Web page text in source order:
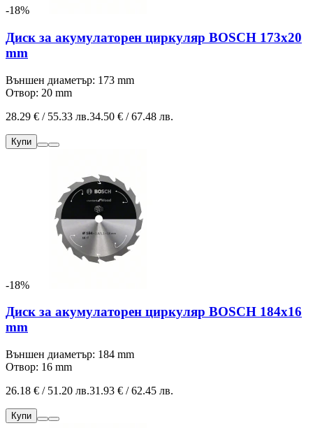
-18%
Диск за акумулаторен циркуляр BOSCH 173x20
mm
Външен диаметър: 173 mm
Отвор: 20 mm
28.29 € / 55.33 лв.34.50 € / 67.48 лв.
Купи
-18%
Диск за акумулаторен циркуляр BOSCH 184x16
mm
Външен диаметър: 184 mm
Отвор: 16 mm
26.18 € / 51.20 лв.31.93 € / 62.45 лв.
Купи